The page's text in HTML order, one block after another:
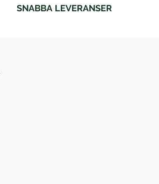
SNABBA LEVERANSER